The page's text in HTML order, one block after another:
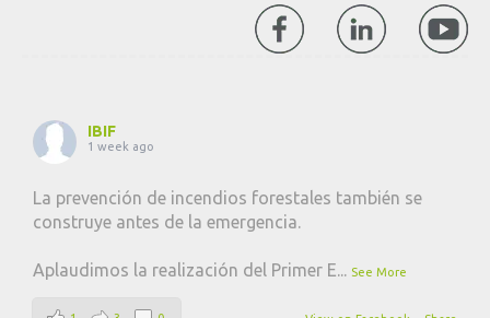
IBIF
1 week ago
La prevención de incendios forestales también se
construye antes de la emergencia.
Aplaudimos la realización del Primer E... See More